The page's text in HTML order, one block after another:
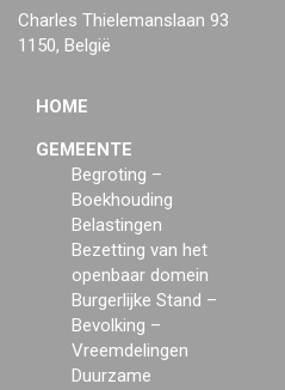
Charles Thielemanslaan 93
1150, België
HOME
GEMEENTE
Begroting –
Boekhouding
Belastingen
Bezetting van het
openbaar domein
Burgerlijke Stand –
Bevolking –
Vreemdelingen
Duurzame